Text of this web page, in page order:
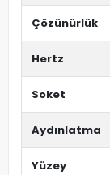
Çözünürlük
Hertz
Soket
Aydınlatma
Yüzey